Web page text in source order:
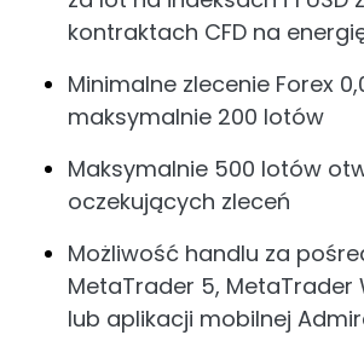
kontraktach CFD na
Minimalne zlecenie Forex
maksymalnie 200 lotów
Maksymalnie 500 lotów
oczekujących zleceń
Możliwość handlu za
MetaTrader 5, MetaTrader
lub aplikacji mobilnej